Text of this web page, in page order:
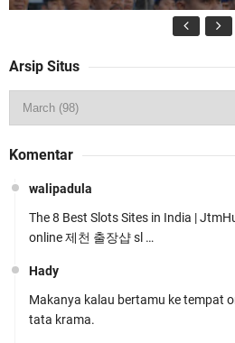
Rosyadi, S.H. Siap
Ditlantas Polda NTB Edukasi
Arsip Situs
Komentar
walipadula
The 8 Best Slots Sites in India |
online 제천 출장샵 sl …
Hady
Makanya kalau bertamu ke tempat
tata krama.